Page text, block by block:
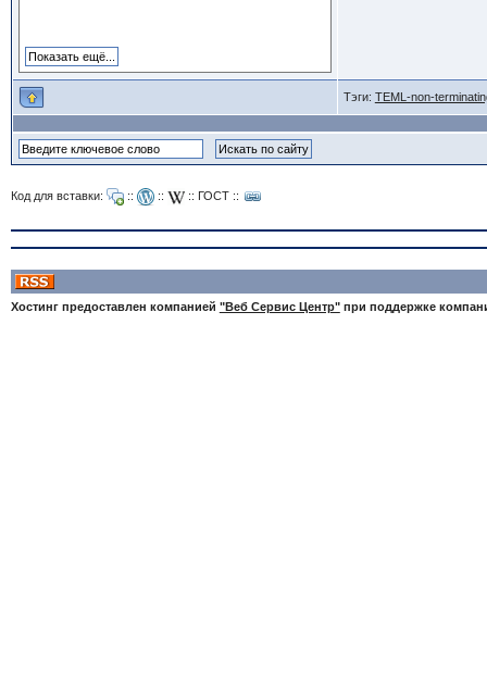
Тэги: TEML-non-
Код для вставки: :: :: :: ГОСТ::
Хостинг предоставлен компанией "Веб Сервис Центр"при поддержке